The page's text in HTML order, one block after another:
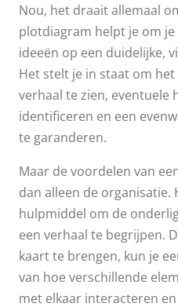
Nou, het draait allemaal
plotdiagram helpt je om
ideeën op een duidelijke,
Het stelt je in staat om
verhaal te zien, eventuele
identificeren en een
te garanderen.
Maar de voordelen van
dan alleen de organisatie.
hulpmiddel om de
een verhaal te begrijpen.
kaart te brengen, kun je
van hoe verschillende
met elkaar interacteren